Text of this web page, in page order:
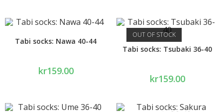
Tabi socks: Nawa 40-44
kr159.00
OUT OF STOCK
Tabi socks: Tsubaki 36-40
kr159.00